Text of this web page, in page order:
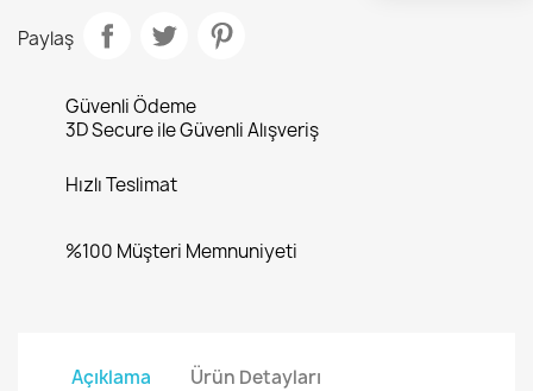
Paylaş
Güvenli Ödeme
3D Secure ile Güvenli Alışveriş
Hızlı Teslimat
%100 Müşteri Memnuniyeti
Açıklama Ürün Detayları